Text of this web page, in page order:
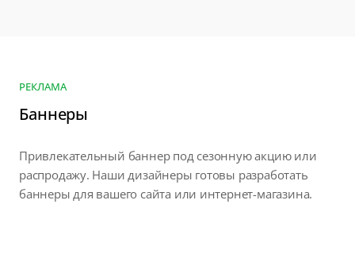
РЕКЛАМА
Баннеры
Привлекательный баннер под сезонную акцию или
распродажу. Наши дизайнеры готовы разработать
баннеры для вашего сайта или интернет-магазина.